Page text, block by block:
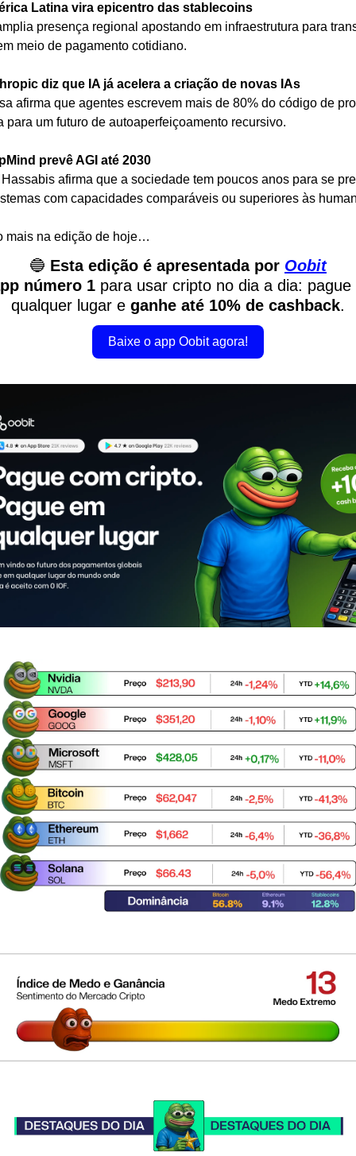
Latina vira epicentro das stablecoins
presença regional apostando em infraestrutura para
meio de pagamento cotidiano.
diz que IA já acelera a criação de novas IAs
afirma que agentes escrevem mais de 80% do código de
para um futuro de autoaperfeiçoamento recursivo.
prevê AGI até 2030
afirma que a sociedade tem poucos anos para se
com capacidades comparáveis ou superiores às
mais na edição de hoje…
🔵 Esta edição é apresentada por Oobit
número 1 para usar cripto no dia a dia: pague
qualquer lugar e ganhe até 10% de cashback.
Baixe o app Oobit agora!